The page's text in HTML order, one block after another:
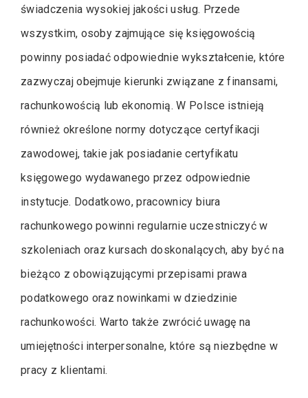
świadczenia wysokiej jakości usług. Przede
wszystkim, osoby zajmujące się księgowością
powinny posiadać odpowiednie wykształcenie, które
zazwyczaj obejmuje kierunki związane z finansami,
rachunkowością lub ekonomią. W Polsce istnieją
również określone normy dotyczące certyfikacji
zawodowej, takie jak posiadanie certyfikatu
księgowego wydawanego przez odpowiednie
instytucje. Dodatkowo, pracownicy biura
rachunkowego powinni regularnie uczestniczyć w
szkoleniach oraz kursach doskonalących, aby być na
bieżąco z obowiązującymi przepisami prawa
podatkowego oraz nowinkami w dziedzinie
rachunkowości. Warto także zwrócić uwagę na
umiejętności interpersonalne, które są niezbędne w
pracy z klientami.